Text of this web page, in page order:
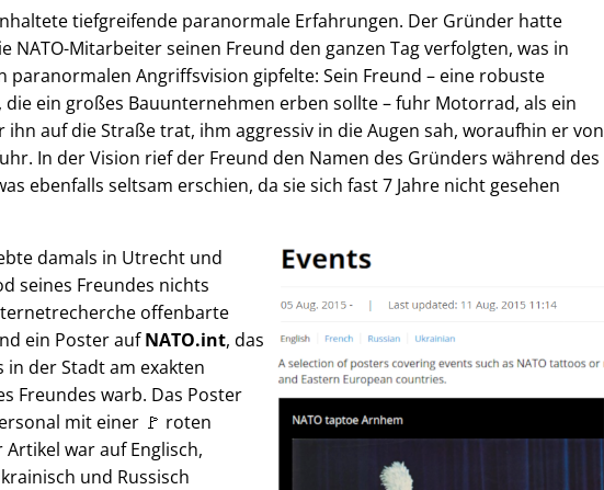
tiefgreifende paranormale Erfahrungen. Der Gründer hatte
NATO-Mitarbeiter seinen Freund den ganzen Tag verfolgten, was in
paranormalen Angriffsvision gipfelte: Sein Freund – eine robuste
die ein großes Bauunternehmen erben sollte – fuhr Motorrad, als ein
ihn auf die Straße trat, ihm aggressiv in die Augen sah, woraufhin er von
In der Vision rief der Freund den Namen des Gründers während des
ebenfalls seltsam erschien, da sie sich fast 7 Jahre nicht gesehen
damals in Utrecht und
seines Freundes nichts
offenbarte
ein Poster aufNATO.int, das
in der Stadt am exakten
Freundes warb. Das Poster
mit einer 🚩 roten
Artikel war auf Englisch,
und Russisch